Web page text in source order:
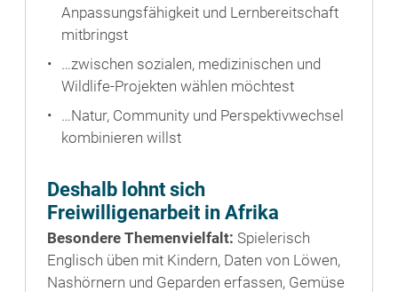
Anpassungsfähigkeit und Lernbereitschaft
mitbringst
…zwischen sozialen, medizinischen und
Wildlife-Projekten wählen möchtest
…Natur, Community und Perspektivwechsel
kombinieren willst
Deshalb lohnt sich
Freiwilligenarbeit in Afrika
Besondere Themenvielfalt: Spielerisch
Englisch üben mit Kindern, Daten von Löwen,
Nashörnern und Geparden erfassen, Gemüse